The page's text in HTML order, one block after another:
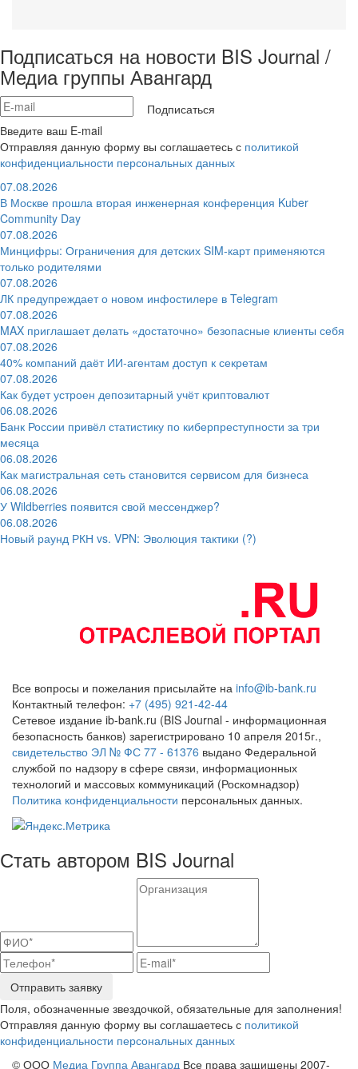
Подписаться на новости BIS Journal /
Медиа группы Авангард
Подписаться
Введите ваш E-mail
Отправляя данную форму вы соглашаетесь с политикой
конфиденциальности персональных данных
07.08.2026
В Москве прошла вторая инженерная конференция Kuber
Community Day
07.08.2026
Минцифры: Ограничения для детских SIM-карт применяются
только родителями
07.08.2026
ЛК предупреждает о новом инфостилере в Telegram
07.08.2026
MAX приглашает делать «достаточно» безопасные клиенты себя
07.08.2026
40% компаний даёт ИИ‑агентам доступ к секретам
07.08.2026
Как будет устроен депозитарный учёт криптовалют
06.08.2026
Банк России привёл статистику по киберпреступности за три
месяца
06.08.2026
Как магистральная сеть становится сервисом для бизнеса
06.08.2026
У Wildberries появится свой мессенджер?
06.08.2026
Новый раунд РКН vs. VPN: Эволюция тактики (?)
Все вопросы и пожелания присылайте на info@ib-bank.ru
Контактный телефон: +7 (495) 921-42-44
Сетевое издание ib-bank.ru (BIS Journal - информационная
безопасность банков) зарегистрировано 10 апреля 2015г.,
свидетельство ЭЛ № ФС 77 - 61376 выдано Федеральной
службой по надзору в сфере связи, информационных
технологий и массовых коммуникаций (Роскомнадзор)
Политика конфиденциальности персональных данных.
Стать автором BIS Journal
Отправить заявку
Поля, обозначенные звездочкой, обязательные для заполнения!
Отправляя данную форму вы соглашаетесь с политикой
конфиденциальности персональных данных
© ООО Медиа Группа Авангард Все права защищены 2007-